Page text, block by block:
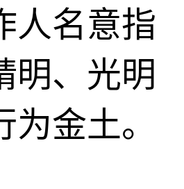
人名意指
明、光明
金土。